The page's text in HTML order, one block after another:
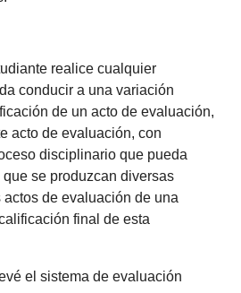
realice cualquier
conducir a una variación
de un acto de evaluación,
acto de evaluación, con
disciplinario que pueda
se produzcan diversas
de evaluación de una
final de esta
el sistema de evaluación